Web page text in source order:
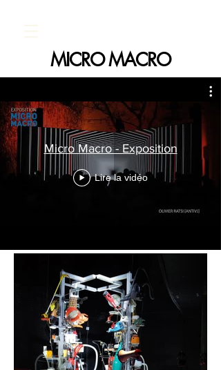
MICRO MACRO
Micro Macro - Exposition
Lire la vidéo